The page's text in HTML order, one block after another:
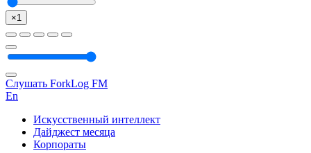
×1
Слушать ForkLog FM
En
Искусственный интеллект
Дайджест месяца
Корпораты